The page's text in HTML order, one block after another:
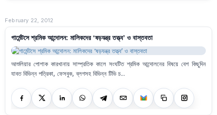
February 22, 2012
গার্মেন্টসে শ্রমিক আন্দোলন: মালিকদের ‘ষড়যন্ত্র তত্ত্ব’ ও বাস্তবতা
আশুলিয়ার পোশাক কারখানায় সাম্প্রতিক কালে সংঘটিত শ্রমিক আন্দোলনের বিষয়ে বেশ কিছুদিন
যাবত বিভিন্ন পত্রিকা, ফেসবুক, ব্লগসহ বিভিন্ন টিভি চ...